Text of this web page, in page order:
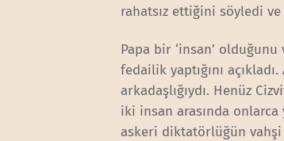
rahatsız ettiğini söyledi
Papa bir ‘insan’
fedailik yaptığını
arkadaşlığıydı. Henüz
iki insan arasında
askeri diktatörlüğün vahşi